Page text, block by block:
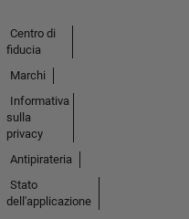
Centro di
fiducia
Marchi
Informativa
sulla
privacy
Antipirateria
Stato
dell'applicazione